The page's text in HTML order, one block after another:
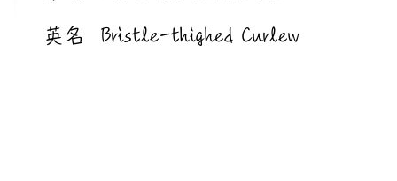
英名 Bristle-thighed Curlew